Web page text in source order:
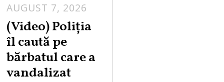
AUGUST 7, 2026
U
G
S
(Video) Poliția
îl caută pe
bărbatul care a
vandalizat